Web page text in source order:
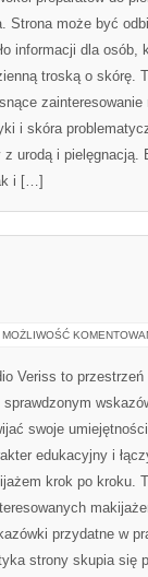
Strona może być
informacji dla osób,
troską o skórę.
i skóra
urodą i pielęgnacją.
i […]
MOŻLIWOŚĆ
Veriss to
sprawdzonym
swoje
edukacyjny i
krok po kroku.
przydatne w
strony skupia się